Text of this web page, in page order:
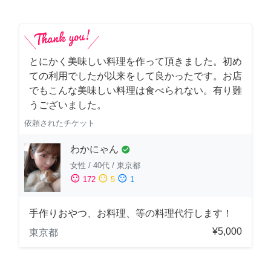
とにかく美味しい料理を作って頂きました。初め
ての利用でしたが以来をして良かったです。お店
でもこんな美味しい料理は食べられない。有り難
うございました。
依頼されたチケット
わかにゃん check_circle
女性 / 40代 / 東京都
sentiment_satisfied 172 sentiment_neutral 5 sentiment_dissatisfied 1
手作りおやつ、お料理、等の料理代行します！
東京都
¥5,000